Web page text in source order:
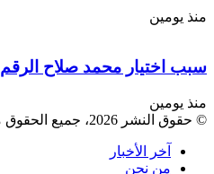
منذ يومين
سبب اختيار محمد صلاح الرقم 61 مع طرابزون سبور؟
منذ يومين
© حقوق النشر 2026، جميع الحقوق محفوظة |
آخر الأخبار
من نحن